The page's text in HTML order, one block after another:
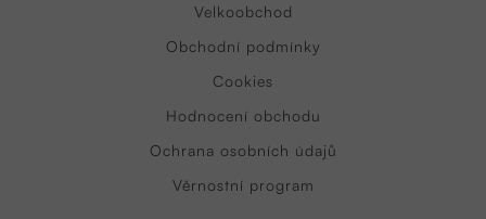
Velkoobchod
Obchodní podmínky
Cookies
Hodnocení obchodu
Ochrana osobních údajů
Věrnostní program